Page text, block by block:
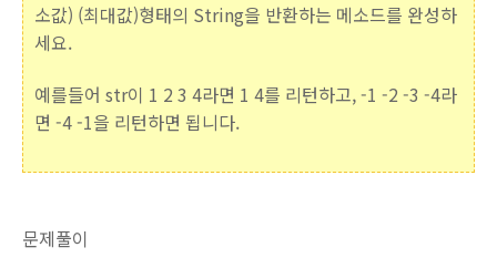
소값) (최대값)형태의 String을 반환하는 메소드를 완성하
세요.
예를들어 str이 1 2 3 4라면 1 4를 리턴하고, -1 -2 -3 -4라
면 -4 -1을 리턴하면 됩니다.
문제풀이